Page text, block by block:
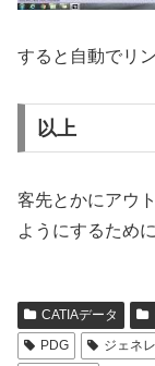
すると自動でリ
以上
客先とかにアウ
ようにするため
CATIAデータ
PDG
ジェネ